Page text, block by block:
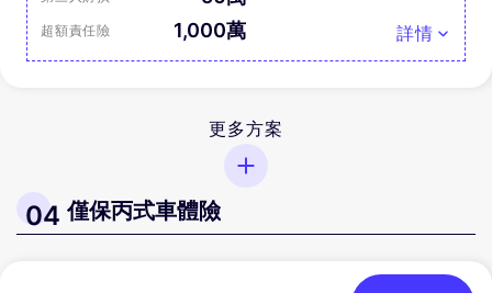
超額責任險 1,000萬 詳情
更多方案
04 僅保丙式車體險